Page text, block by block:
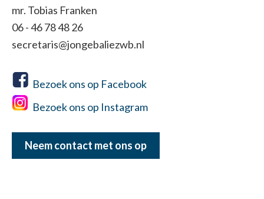
mr. Tobias Franken
06 - 46 78 48 26
secretaris@jongebaliezwb.nl
Bezoek ons op Facebook
Bezoek ons op Instagram
Neem contact met ons op